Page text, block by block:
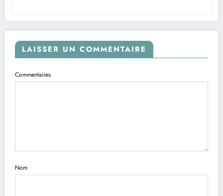
LAISSER UN COMMENTAIRE
Commentaires
Nom